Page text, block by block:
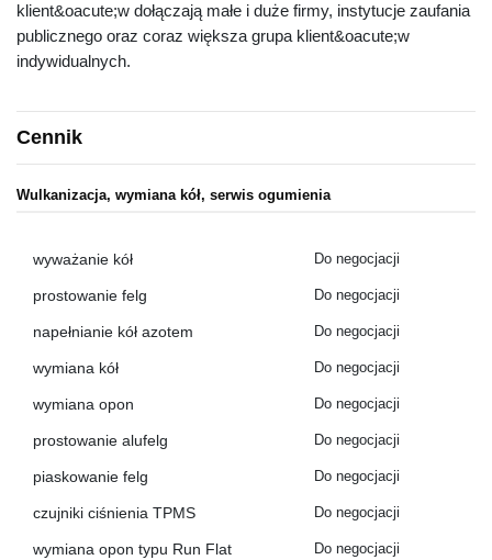
klient&oacute;w dołączają małe i duże firmy, instytucje zaufania
publicznego oraz coraz większa grupa klient&oacute;w
indywidualnych.
Cennik
Wulkanizacja, wymiana kół, serwis ogumienia
wyważanie kół Do negocjacji
prostowanie felg Do negocjacji
napełnianie kół azotem Do negocjacji
wymiana kół Do negocjacji
wymiana opon Do negocjacji
prostowanie alufelg Do negocjacji
piaskowanie felg Do negocjacji
czujniki ciśnienia TPMS Do negocjacji
wymiana opon typu Run Flat Do negocjacji